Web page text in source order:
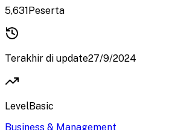
5,631Peserta
Terakhir di update27/9/2024
LevelBasic
Business & Management